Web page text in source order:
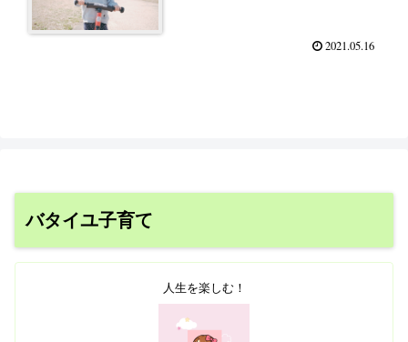
2021.05.16
バタイユ子育て
人生を楽しむ！